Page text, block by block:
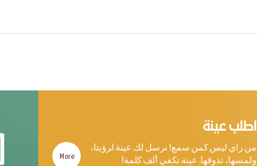
اطلب عينة
من راي ليس كمن سمع! نرسل لك عينة لرؤيتا،
ولمسها، تذوقها. عينة تكفي ألف كلمة!
More